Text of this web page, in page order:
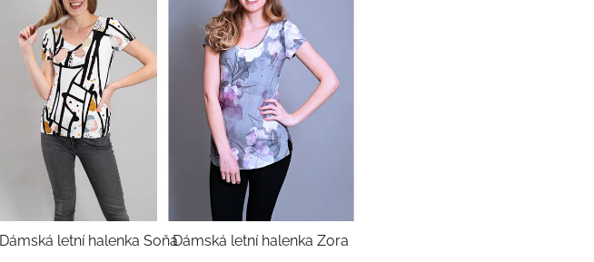
Dámská letní halenka SoňaDámská letní halenka Zora